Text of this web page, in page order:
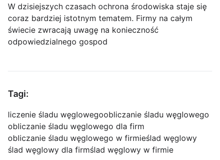
W dzisiejszych czasach ochrona środowiska staje się
coraz bardziej istotnym tematem. Firmy na całym
świecie zwracają uwagę na konieczność
odpowiedzialnego gospod
Tagi:
liczenie śladu węglowegoobliczanie śladu węglowego
obliczanie śladu węglowego dla firm
obliczanie śladu węglowego w firmieślad węglowy
ślad węglowy dla firmślad węglowy w firmie